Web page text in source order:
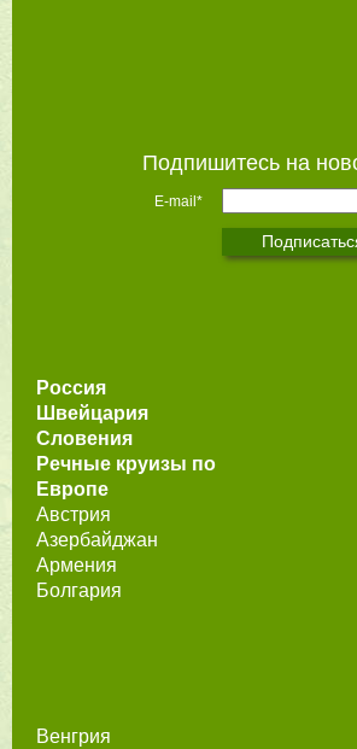
Подпишитесь на
E-mail*
Россия
Швейцария
Словения
Речные круизы по
Европе
Австрия
Азербайджан
Армения
Болгария
Венгрия